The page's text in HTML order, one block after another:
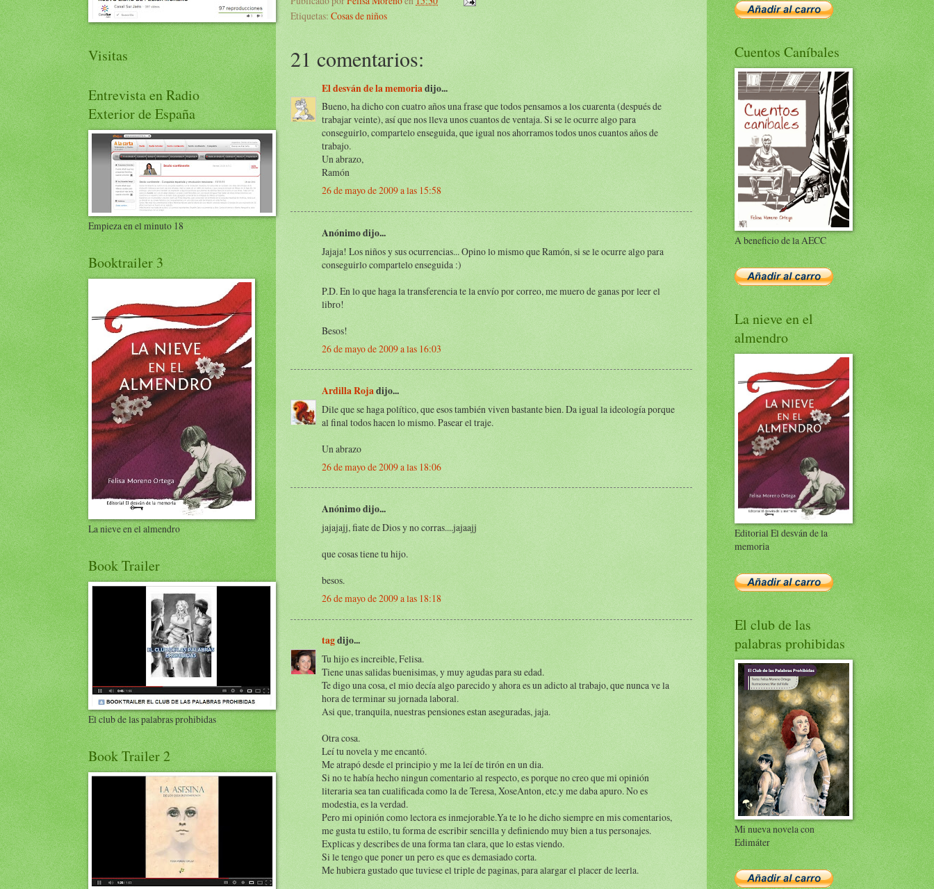
Etiquetas: Cosas de niños
21 comentarios:
El desván de la memoriadijo...
Bueno, ha dicho con cuatro años una frase que todos pensamos a los cuarenta (después de
trabajar veinte), así que nos lleva unos cuantos de ventaja. Si se le ocurre algo para
conseguirlo, compartelo enseguida, que igual nos ahorramos todos unos cuantos años de
trabajo.
Un abrazo,
Ramón
26 de mayo de 2009 a las 15:58
Anónimo dijo...
Jajaja! Los niños y sus ocurrencias... Opino lo mismo que Ramón, si se le ocurre algo para
conseguirlo compartelo enseguida :)
P.D. En lo que haga la transferencia te la envío por correo, me muero de ganas por leer el
libro!
Besos!
26 de mayo de 2009 a las 16:03
Ardilla Rojadijo...
Dile que se haga político, que esos también viven bastante bien. Da igual la ideología porque
al final todos hacen lo mismo. Pasear el traje.
Un abrazo
26 de mayo de 2009 a las 18:06
Anónimo dijo...
jajajajj, fiate de Dios y no corras....jajaajj
que cosas tiene tu hijo.
besos.
26 de mayo de 2009 a las 18:18
tagdijo...
Tu hijo es increible, Felisa.
Tiene unas salidas buenisimas, y muy agudas para su edad.
Te digo una cosa, el mio decía algo parecido y ahora es un adicto al trabajo, que nunca ve la
hora de terminar su jornada laboral.
Asi que, tranquila, nuestras pensiones estan aseguradas, jaja.
Otra cosa.
Leí tu novela y me encantó.
Me atrapó desde el principio y me la leí de tirón en un dia.
Si no te había hecho ningun comentario al respecto, es porque no creo que mi opinión
literaria sea tan cualificada como la de Teresa, XoseAnton, etc.y me daba apuro. No es
modestia, es la verdad.
Pero mi opinión como lectora es inmejorable.Ya te lo he dicho siempre en mis comentarios,
me gusta tu estilo, tu forma de escribir sencilla y definiendo muy bien a tus personajes.
Explicas y describes de una forma tan clara, que lo estas viendo.
Si le tengo que poner un pero es que es demasiado corta.
Me hubiera gustado que tuviese el triple de paginas, para alargar el placer de leerla.
Visitas
Entrevista en Radio
Exterior de España
Empieza en el minuto 18
Booktrailer 3
La nieve en el almendro
Book Trailer
El club de las palabras prohibidas
Book Trailer 2
Cuentos Caníbales
A beneficio de la AECC
La nieve en el
almendro
Editorial El desván de la
memoria
El club de las
palabras prohibidas
Mi nueva novela con
Edimáter